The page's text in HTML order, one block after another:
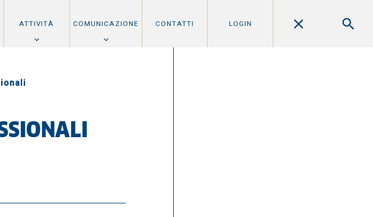
ATTIVITÀ COMUNICAZIONE CONTATTI LOGIN